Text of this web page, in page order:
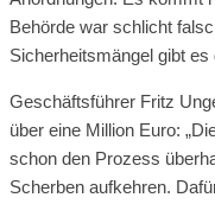
Behörde war schlicht
Sicherheitsmängel gibt es
Geschäftsführer Fritz
über eine Million Euro:
schon den Prozess
Scherben aufkehren.